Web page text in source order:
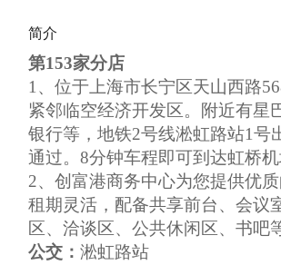
简介
第153家分店
1、位于上海市长宁区天山西路
紧邻临空经济开发区。附近有星
银行等，地铁2号线淞虹路站1号
通过。8分钟车程即可到达虹桥
2、创富港商务中心为您提供优
租期灵活，配备共享前台、会议
区、洽谈区、公共休闲区、书吧
公交： 淞虹路站